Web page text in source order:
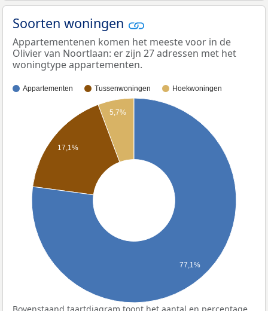
Soorten woningen
Appartementenen komen het meeste voor in de
Olivier van Noortlaan: er zijn 27 adressen met het
woningtype appartementen.
Appartementen Tussenwoningen Hoekwoningen
5,7%
17,1%
77,1%
Bovenstaand taartdiagram toont het aantal en percentage